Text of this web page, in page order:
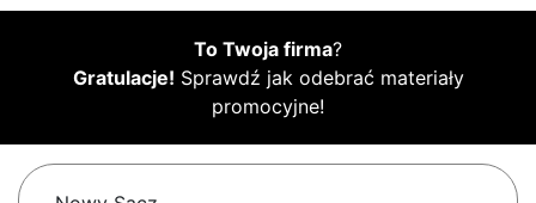
To Twoja firma?
Gratulacje! Sprawdź jak odebrać materiały
promocyjne!